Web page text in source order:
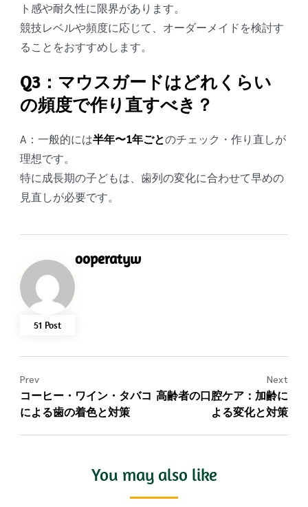
ト感や耐久性に限界があります。
競技レベルや頻度に応じて、オーダーメイドを検討す
ることをおすすめします。
Q3：マウスガードはどれくらい
の頻度で作り直すべき？
A：一般的には半年〜1年ごとのチェック・作り直しが
理想です。
特に成長期の子どもは、歯列の変化に合わせて早めの
見直しが必要です。
51 Post
ooperatyw
コーヒー・ワイン・タバコ
による歯の着色と対策
Prev
高齢者の口腔ケア：加齢に
よる変化と対策
Next
You may also like